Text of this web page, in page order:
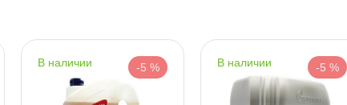
наличии -5 % наличии -5 %